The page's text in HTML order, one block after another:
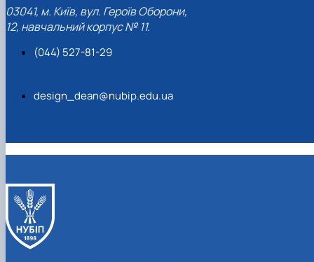
03041, м. Київ, вул. Героїв Оборони,
12, навчальний корпус № 11.
(044) 527-81-29
design_dean@nubip.edu.ua